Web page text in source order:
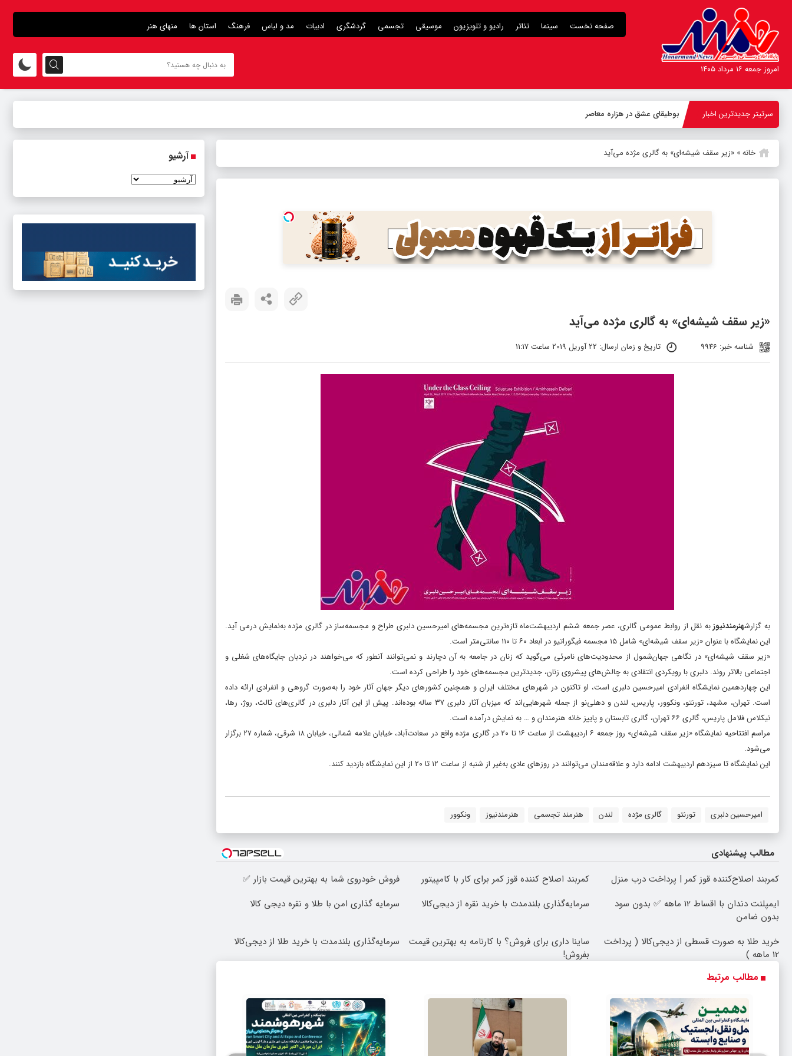
صفحه نخست سینما تئاتر رادیو و تلویزیون موسیقی تجسمی گردشگری ادبیات مد و لباس فرهنگ استان ها منهای هنر
امروز جمعه ۱۶ مرداد ۱۴۰۵
سرتیتر جدیدترین اخبار بوطیقای عشق در هزاره معاصر
خانه» «زیر سقف شیشه‌ای» به گالری مژده می‌آید
«زیر سقف شیشه‌ای» به گالری مژده می‌آید
شناسه خبر: 9946 تاریخ و زمان ارسال: 22 آوریل 2019 ساعت 11:17
به گزارشهنرمندنیوزبه نقل از روابط عمومی گالری، عصر جمعه ششم اردیبهشت‌ماه تازه‌ترین مجسمه‌های امیرحسین دلبری طراح و مجسمه‌ساز در گالری مژده به‌نمایش درمی آید.
این نمایشگاه با عنوان «زیر سقف شیشه‌ای» شامل ۱۵ مجسمه فیگوراتیو در ابعاد ۶۰ تا ۱۱۰ سانتی‌متر است.
«زیر سقف شیشه‌ای» در نگاهی جهان‌شمول از محدودیت‌های نامرئی می‌گوید که زنان در جامعه به آن دچارند و نمی‌توانند آنطور که می‌خواهند در نردبان جایگاه‌های شغلی و
اجتماعی بالاتر روند. دلبری با رویکردی انتقادی به چالش‌های پیشروی زنان، جدیدترین مجسمه‌های خود را طراحی کرده است.
این چهاردهمین نمایشگاه انفرادی امیرحسین دلبری است، او تاکنون در شهرهای مختلف ایران و همچنین کشورهای دیگر جهان آثار خود را به‌صورت گروهی و انفرادی ارائه داده
است. تهران، مشهد، تورنتو، ونکوور، پاریس، لندن و دهلی‌نو از جمله شهرهایی‌اند که میزبان آثار دلبری ۳۷ ساله بوده‌اند. پیش از این آثار دلبری در گالری‌های ثالث، روژ، رها،
نیکلاس فلامل پاریس، گالری ۶۶ تهران، گالری تابستان و پاییز خانه هنرمندان و … به نمایش درآمده است.
مراسم افتتاحیه نمایشگاه «زیر سقف شیشه‌ای» روز جمعه ۶ اردیبهشت از ساعت ۱۶ تا ۲۰ در گالری مژده واقع در سعادت‌آباد، خیابان علامه شمالی، خیابان ۱۸ شرقی، شماره ۲۷ برگزار
می‌شود.
این نمایشگاه تا سیزدهم اردیبهشت ادامه دارد و علاقه‌مندان می‌توانند در روزهای عادی به‌غیر از شنبه از ساعت ۱۲ تا ۲۰ از این نمایشگاه بازدید کنند.
امیرحسین دلبری تورنتو گالری مژده لندن هنرمند تجسمی هنرمندنیوز ونکوور
مطالب پیشنهادی
کمربند اصلاح‌کننده قوز کمر | پرداخت درب منزل
کمربند اصلاح کننده قوز کمر برای کار با کامپیتور
فروش خودروی شما به بهترین قیمت بازار ✅
ایمپلنت دندان با اقساط 12 ماهه ✅ بدون سود
بدون ضامن
سرمایه‌گذاری بلندمدت با خرید نقره از دیجی‌کالا سرمایه گذاری امن با طلا و نقره دیجی کالا
خرید طلا به صورت قسطی از دیجی‌کالا ( پرداخت
12 ماهه )
ساینا داری برای فروش؟ با کارنامه به بهترین قیمت
بفروش!
سرمایه‌گذاری بلندمدت با خرید طلا از دیجی‌کالا
مطالب مرتبط
آرشیو